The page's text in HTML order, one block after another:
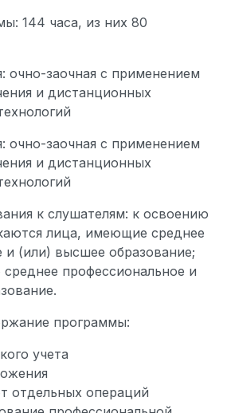
144 часа, из них 80
очно-заочная с применением
и дистанционных
очно-заочная с применением
и дистанционных
к слушателям: к освоению
лица, имеющие среднее
и (или) высшее образование;
профессиональное и
программы:
учета
отдельных операций